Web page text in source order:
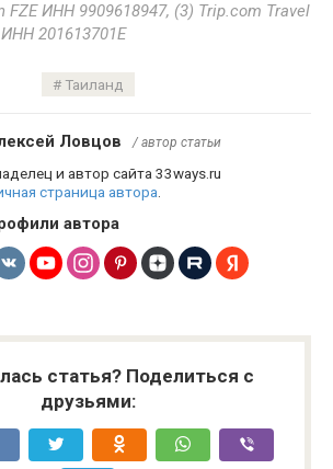
FZE ИНН 9909618947, (3) Trip.com Travel
201613701E
Таиланд
Ловцов / автор статьи
и автор сайта 33ways.ru
страница автора
автора
статья? Поделиться с
друзьями: